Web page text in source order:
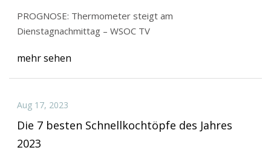
PROGNOSE: Thermometer steigt am
Dienstagnachmittag – WSOC TV
mehr sehen
Aug 17, 2023
Die 7 besten Schnellkochtöpfe des Jahres
2023